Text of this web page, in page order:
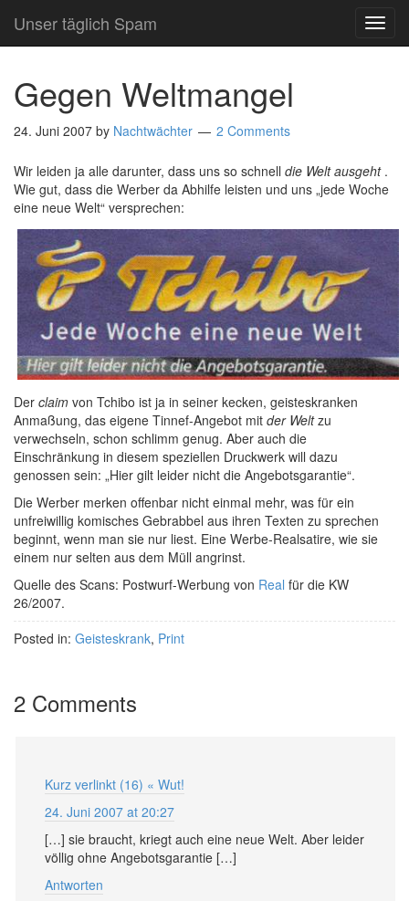
Unser täglich Spam
Gegen Weltmangel
24. Juni 2007 by Nachtwächter 2 Comments
Wir leiden ja alle darunter, dass uns so schnell die Welt ausgeht.
Wie gut, dass die Werber da Abhilfe leisten und uns „jede Woche
eine neue Welt“ versprechen:
Der claim von Tchibo ist ja in seiner kecken, geisteskranken
Anmaßung, das eigene Tinnef-Angebot mit der Weltzu
verwechseln, schon schlimm genug. Aber auch die
Einschränkung in diesem speziellen Druckwerk will dazu
genossen sein: „Hier gilt leider nicht die Angebotsgarantie“.
Die Werber merken offenbar nicht einmal mehr, was für ein
unfreiwillig komisches Gebrabbel aus ihren Texten zu sprechen
beginnt, wenn man sie nur liest. Eine Werbe-Realsatire, wie sie
einem nur selten aus dem Müll angrinst.
Quelle des Scans: Postwurf-Werbung von Real für die KW
26/2007.
Posted in: Geisteskrank, Print
2 Comments
Kurz verlinkt (16) « Wut!
24. Juni 2007 at 20:27
[…] sie braucht, kriegt auch eine neue Welt. Aber leider
völlig ohne Angebotsgarantie […]
Antworten